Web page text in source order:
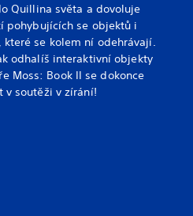
Quillina světa a dovoluje
pohybujících se objektů i
se kolem ní odehrávají.
odhalíš interaktivní objekty
Moss: Book II se dokonce
v soutěži v zírání!